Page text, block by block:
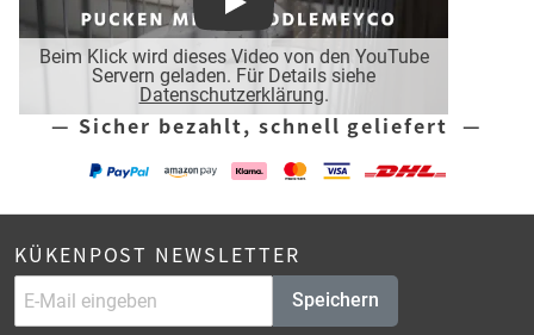
Beim Klick wird dieses Video von den YouTube
Servern geladen. Für Details siehe
Datenschutzerklärung.
Play
— Sicher bezahlt, schnell geliefert —
KÜKENPOST NEWSLETTER
Speichern